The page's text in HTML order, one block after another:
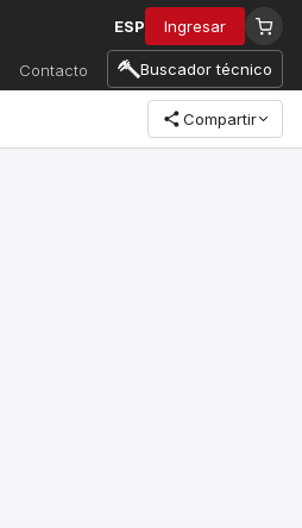
ESP Ingresar
Contacto Buscador técnico
Compartir